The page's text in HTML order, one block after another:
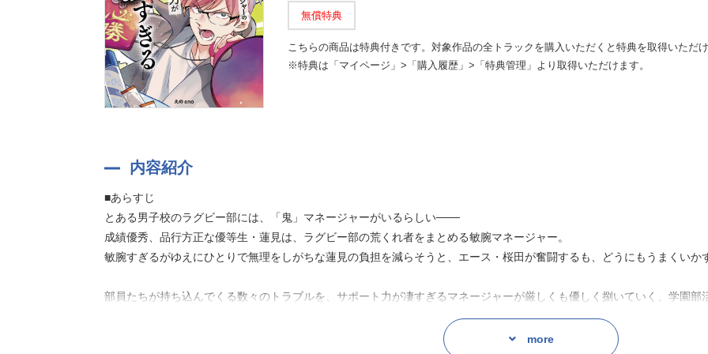
無償特典
こちらの商品は特典付きです。対象作品の全トラックを購入いただくと特典を取得いただけ
※特典は「マイページ」>「購入履歴」>「特典管理」より取得いただけます。
内容紹介
■あらすじ
とある男子校のラグビー部には、「鬼」マネージャーがいるらしい───
成績優秀、品行方正な優等生・蓮見は、ラグビー部の荒くれ者をまとめる敏腕マネージャー。
敏腕すぎるがゆえにひとりで無理をしがちな蓮見の負担を減らそうと、エース・桜田が奮闘するも、どうにもうまくい
部員たちが持ち込んでくる数々のトラブルを、サポート力が凄すぎるマネージャーが厳しくも優しく捌いていく、学園部
more